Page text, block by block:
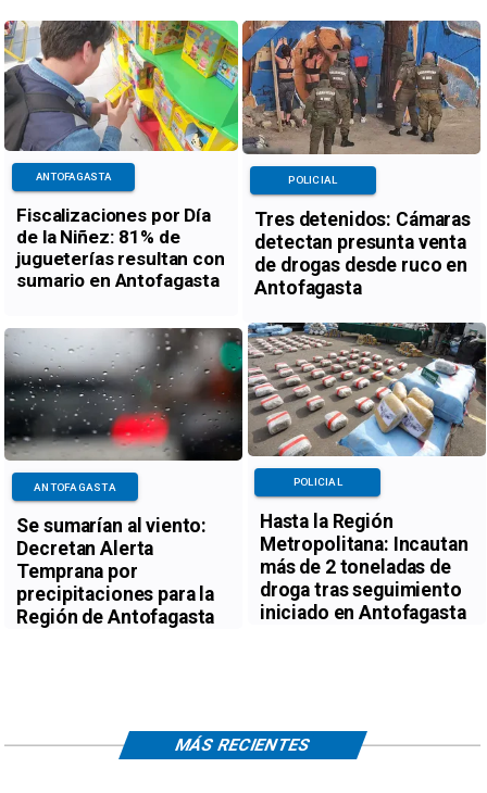
Fiscalizaciones por Día
de la Niñez: 81% de
jugueterías resultan con
sumario en Antofagasta
ANTOFAGASTA
Tres detenidos: Cámaras
detectan presunta venta
de drogas desde ruco en
Antofagasta
POLICIAL
Se sumarían al viento:
Decretan Alerta
Temprana por
precipitaciones para la
Región de Antofagasta
ANTOFAGASTA
Hasta la Región
Metropolitana: Incautan
más de 2 toneladas de
droga tras seguimiento
iniciado en Antofagasta
POLICIAL
MÁS RECIENTES